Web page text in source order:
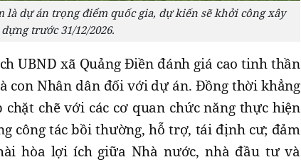
là dự án trọng điểm quốc gia, dự kiến sẽ khởi công xây
dựng trước 31/12/2026.
UBND xã Quảng Điền đánh giá cao tinh thần
con Nhân dân đối với dự án. Đồng thời khẳng
chẽ với các cơ quan chức năng thực hiện
công tác bồi thường, hỗ trợ, tái định cư; đảm
hòa lợi ích giữa Nhà nước, nhà đầu tư và